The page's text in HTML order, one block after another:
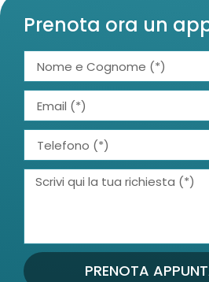
Prenota ora un
PRENOTA